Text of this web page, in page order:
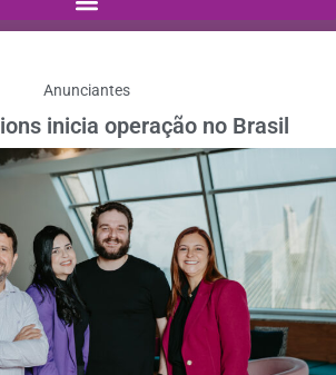
Anunciantes
inicia operação no Brasil